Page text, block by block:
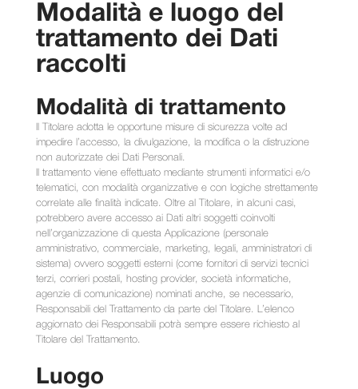
Modalità e luogo del
trattamento dei Dati
raccolti
Modalità di trattamento
Il Titolare adotta le opportune misure di sicurezza volte ad
impedire l’accesso, la divulgazione, la modifica o la distruzione
non autorizzate dei Dati Personali.
Il trattamento viene effettuato mediante strumenti informatici e/o
telematici, con modalità organizzative e con logiche strettamente
correlate alle finalità indicate. Oltre al Titolare, in alcuni casi,
potrebbero avere accesso ai Dati altri soggetti coinvolti
nell’organizzazione di questa Applicazione (personale
amministrativo, commerciale, marketing, legali, amministratori di
sistema) ovvero soggetti esterni (come fornitori di servizi tecnici
terzi, corrieri postali, hosting provider, società informatiche,
agenzie di comunicazione) nominati anche, se necessario,
Responsabili del Trattamento da parte del Titolare. L’elenco
aggiornato dei Responsabili potrà sempre essere richiesto al
Titolare del Trattamento.
Luogo